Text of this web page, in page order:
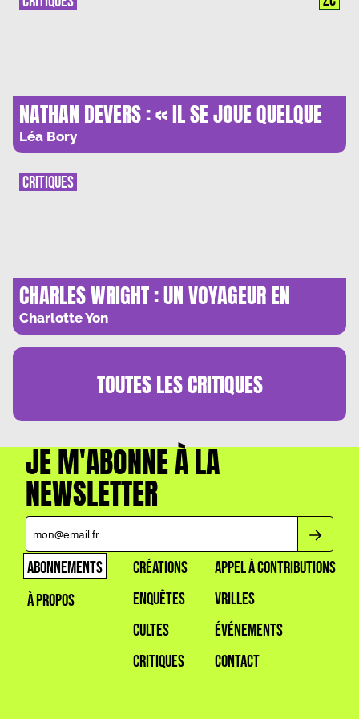
NATHAN DEVERS : « IL SE JOUE QUELQUE
CHOSE DANS LA MISANTHROPIE : LA
MEFIANCE VIS-A-VIS DU COLLECTIF »
Léa Bory
CHARLES WRIGHT : UN VOYAGEUR EN
QUETE D’INTERIORITE
Charlotte Yon
CRITIQUES
TOUTES LESCRITIQUES
JE M'ABONNE À LA
NEWSLETTER
ABONNEMENTS
À PROPOS
CRÉATIONS
ENQUÊTES
CULTES
CRITIQUES
APPEL À CONTRIBUTIONS
VRILLES
ÉVÉNEMENTS
CONTACT